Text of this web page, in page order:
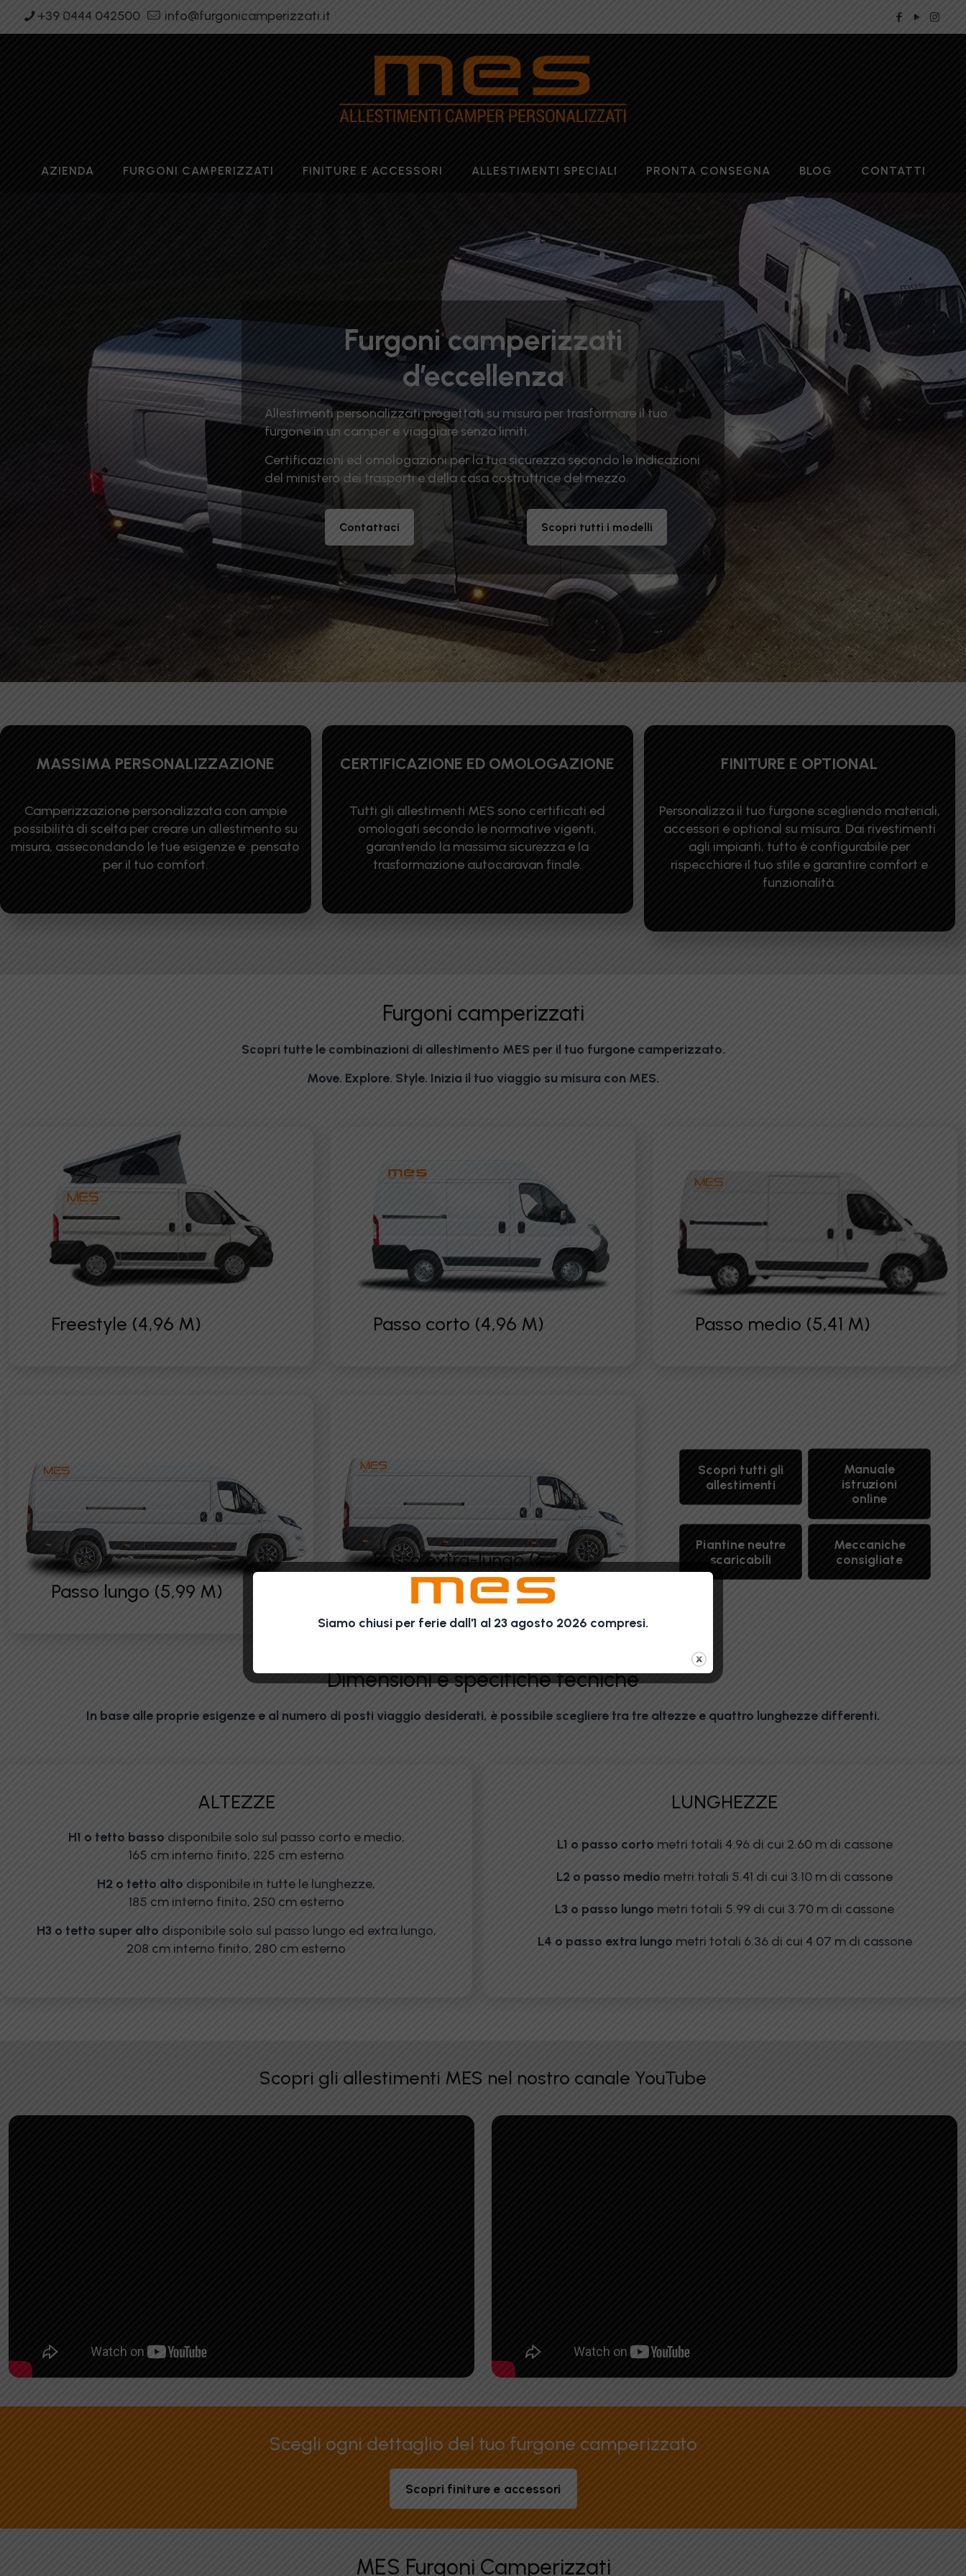
+39 0444 042500 info@furgonicamperizzati.it
AZIENDA FURGONI CAMPERIZZATI FINITURE E ACCESSORI ALLESTIMENTI SPECIALI PRONTA CONSEGNA BLOG CONTATTI
Furgoni camperizzati
d’eccellenza
Allestimenti personalizzati progettati su misura per trasformare il tuo
furgone in un camper e viaggiare senza limiti.
Certificazioni ed omologazioni per la tua sicurezza secondo le indicazioni
del ministero dei trasporti e della casa costruttrice del mezzo.
Contattaci Scopri tutti i modelli
MASSIMA PERSONALIZZAZIONE
Camperizzazione personalizzata con ampie
possibilità di scelta per creare un allestimento su
misura, assecondando le tue esigenze e pensato
per il tuo comfort.
CERTIFICAZIONE ED OMOLOGAZIONE
Tutti gli allestimenti MES sono certificati ed
omologati secondo le normative vigenti,
garantendo la massima sicurezza e la
trasformazione autocaravan finale.
FINITURE E OPTIONAL
Personalizza il tuo furgone scegliendo materiali,
accessori e optional su misura. Dai rivestimenti
agli impianti, tutto è configurabile per
rispecchiare il tuo stile e garantire comfort e
funzionalità.
Furgoni camperizzati
Scopri tutte le combinazioni di allestimento MES per il tuo furgone camperizzato.
Move. Explore. Style. Inizia il tuo viaggio su misura con MES.
Freestyle (4,96 M) Passo corto (4,96 M) Passo medio (5,41 M)
Passo lungo (5,99 M)
Passo extra-lungo (6,36
Scopri tutti gli
allestimenti
Manuale
istruzioni
online
Piantine neutre
scaricabili
Meccaniche
consigliate
Dimensioni e specifiche tecniche
In base alle proprie esigenze e al numero di posti viaggio desiderati, è possibile scegliere tra tre altezze e quattro lunghezze differenti.
ALTEZZE
H1 o tetto basso disponibile solo sul passo corto e medio,
165 cm interno finito, 225 cm esterno
H2 o tetto alto disponibile in tutte le lunghezze,
185 cm interno finito, 250 cm esterno
H3 o tetto super alto disponibile solo sul passo lungo ed extra lungo,
208 cm interno finito, 280 cm esterno
LUNGHEZZE
L1 o passo corto metri totali 4.96 di cui 2.60 m di cassone
L2 o passo medio metri totali 5.41 di cui 3.10 m di cassone
L3 o passo lungo metri totali 5.99 di cui 3.70 m di cassone
L4 o passo extra lungo metri totali 6.36 di cui 4.07 m di cassone
Scopri gli allestimenti MES nel nostro canale YouTube
Scegli ogni dettaglio del tuo furgone camperizzato
Scopri finiture e accessori
MES Furgoni Camperizzati
Siamo chiusi per ferie dall'1 al 23 agosto 2026 compresi.